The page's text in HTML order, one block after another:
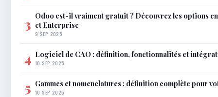
3 Odoo est-il vraiment gratuit ? Découvrez les options
et Enterprise
9 SEP 2025
4 Logiciel de CAO : définition, fonctionnalités et
10 SEP 2025
5 Gammes et nomenclatures : définition complète pour
10 SEP 2025